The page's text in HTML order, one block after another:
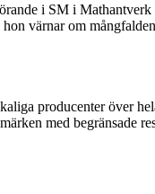
i SM i Mathantverk
värnar om
producenter över
med begränsade